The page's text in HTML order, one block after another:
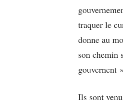
traquer le
donne au
son chemin
gouvernent
Ils sont